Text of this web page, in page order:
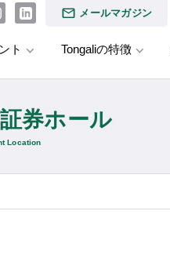
メールマガジン
ト Tongaliの特徴
券ホール
Location